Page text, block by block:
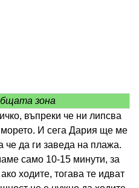
зона
въпреки че ни липсва
морето. И сега Дария ще ме
че да ги заведа на плажа.
само 10-15 минути, за
ходите, тогава те идват